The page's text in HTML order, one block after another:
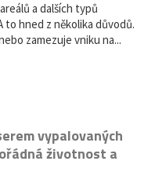
a dalších typů
hned z několika důvodů.
zamezuje vniku na...
vypalovaných
životnost a